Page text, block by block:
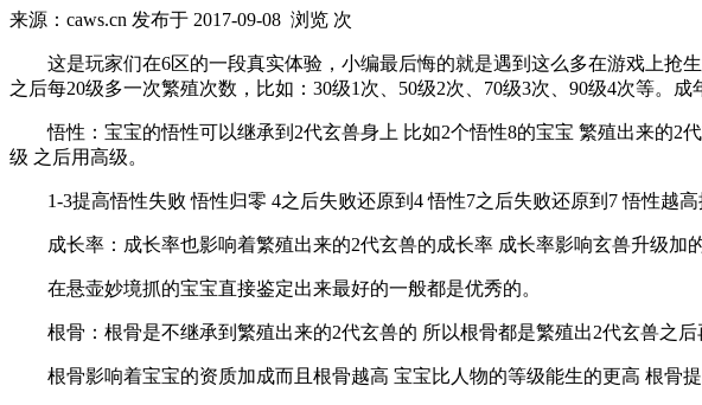
来源：caws.cn 发布于 2017-09-08 浏览 次
这是玩家们在6区的一段真实体验，小编最后悔的就是遇到这么多在游戏上抢
之后每20级多一次繁殖次数，比如：30级1次、50级2次、70级3次、90级4次等。成
悟性：宝宝的悟性可以继承到2代玄兽身上 比如2个悟性8的宝宝 繁殖出来的2
级 之后用高级。
1-3提高悟性失败 悟性归零 4之后失败还原到4 悟性7之后失败还原到7 悟性越高
成长率：成长率也影响着繁殖出来的2代玄兽的成长率 成长率影响玄兽升级加
在悬壶妙境抓的宝宝直接鉴定出来最好的一般都是优秀的。
根骨：根骨是不继承到繁殖出来的2代玄兽的 所以根骨都是繁殖出2代玄兽之后
根骨影响着宝宝的资质加成而且根骨越高 宝宝比人物的等级能生的更高 根骨提